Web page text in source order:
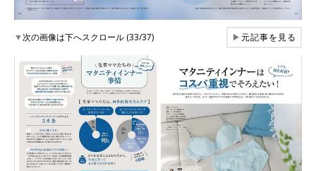
▼次の画像は下へスクロール (33/37) ▶元記事を見る